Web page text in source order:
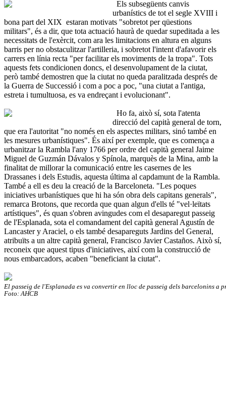
Els subsegüents canvis
urbanístics de tot el segle XVIII i
bona part del XIX estaran motivats "sobretot per qüestions
militars", és a dir, que tota actuació haurà de quedar supeditada a les
necessitats de l'exèrcit, com ara les limitacions en altura en alguns
barris per no obstaculitzar l'artilleria, i sobretot l'intent d'afavorir els
carrers en línia recta "per facilitar els moviments de la tropa". Tots
aquests fets condicionen doncs, el desenvolupament de la ciutat,
però també demostren que la ciutat no queda paralitzada després de
la Guerra de Successió i com a poc a poc, "una ciutat a l'antiga,
estreta i tumultuosa, es va endreçant i evolucionant".
Ho fa, això sí, sota l'atenta
direcció del capità general de torn,
que era l'autoritat "no només en els aspectes militars, sinó també en
les mesures urbanístiques". És així per exemple, que es comença a
urbanitzar la Rambla l'any 1766 per ordre del capità general Jaime
Miguel de Guzmán Dávalos y Spínola, marquès de la Mina, amb la
finalitat de millorar la comunicació entre les casernes de les
Drassanes i dels Estudis, aquesta última al capdamunt de la Rambla.
També a ell es deu la creació de la Barceloneta. "Les poques
iniciatives urbanístiques que hi ha són obra dels capitans generals",
remarca Brotons, que recorda que quan algun d'ells té "vel·leïtats
artístiques", és quan s'obren avingudes com el desaparegut passeig
de l'Esplanada, sota el comandament del capità general Agustín de
Lancaster y Araciel, o els també desapareguts Jardins del General,
atribuïts a un altre capità general, Francisco Javier Castaños. Això sí,
reconeix que aquest tipus d'iniciatives, així com la construcció de
nous embarcadors, acaben "beneficiant la ciutat".
El passeig de l'Esplanada es va convertir en lloc de passeig dels barcelonins a
Foto: AHCB